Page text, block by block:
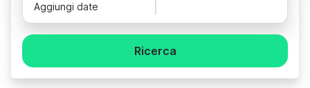
Aggiungi date
Ricerca